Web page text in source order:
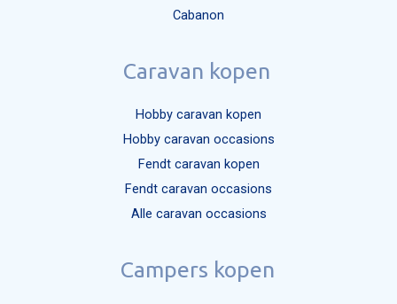
Cabanon
Caravan kopen
Hobby caravan kopen
Hobby caravan occasions
Fendt caravan kopen
Fendt caravan occasions
Alle caravan occasions
Campers kopen